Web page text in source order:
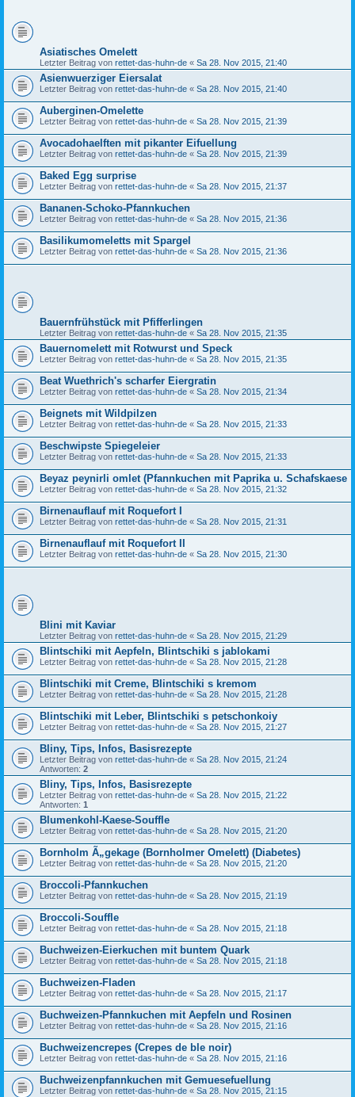
Asiatisches Omelett
Letzter Beitrag von rettet-das-huhn-de « Sa 28. Nov 2015, 21:40
Asienwuerziger Eiersalat
Letzter Beitrag von rettet-das-huhn-de « Sa 28. Nov 2015, 21:40
Auberginen-Omelette
Letzter Beitrag von rettet-das-huhn-de « Sa 28. Nov 2015, 21:39
Avocadohaelften mit pikanter Eifuellung
Letzter Beitrag von rettet-das-huhn-de « Sa 28. Nov 2015, 21:39
Baked Egg surprise
Letzter Beitrag von rettet-das-huhn-de « Sa 28. Nov 2015, 21:37
Bananen-Schoko-Pfannkuchen
Letzter Beitrag von rettet-das-huhn-de « Sa 28. Nov 2015, 21:36
Basilikumomeletts mit Spargel
Letzter Beitrag von rettet-das-huhn-de « Sa 28. Nov 2015, 21:36
Bauernfrühstück mit Pfifferlingen
Letzter Beitrag von rettet-das-huhn-de « Sa 28. Nov 2015, 21:35
Bauernomelett mit Rotwurst und Speck
Letzter Beitrag von rettet-das-huhn-de « Sa 28. Nov 2015, 21:35
Beat Wuethrich's scharfer Eiergratin
Letzter Beitrag von rettet-das-huhn-de « Sa 28. Nov 2015, 21:34
Beignets mit Wildpilzen
Letzter Beitrag von rettet-das-huhn-de « Sa 28. Nov 2015, 21:33
Beschwipste Spiegeleier
Letzter Beitrag von rettet-das-huhn-de « Sa 28. Nov 2015, 21:33
Beyaz peynirli omlet (Pfannkuchen mit Paprika u. Schafskaese
Letzter Beitrag von rettet-das-huhn-de « Sa 28. Nov 2015, 21:32
Birnenauflauf mit Roquefort I
Letzter Beitrag von rettet-das-huhn-de « Sa 28. Nov 2015, 21:31
Birnenauflauf mit Roquefort II
Letzter Beitrag von rettet-das-huhn-de « Sa 28. Nov 2015, 21:30
Blini mit Kaviar
Letzter Beitrag von rettet-das-huhn-de « Sa 28. Nov 2015, 21:29
Blintschiki mit Aepfeln, Blintschiki s jablokami
Letzter Beitrag von rettet-das-huhn-de « Sa 28. Nov 2015, 21:28
Blintschiki mit Creme, Blintschiki s kremom
Letzter Beitrag von rettet-das-huhn-de « Sa 28. Nov 2015, 21:28
Blintschiki mit Leber, Blintschiki s petschonkoiy
Letzter Beitrag von rettet-das-huhn-de « Sa 28. Nov 2015, 21:27
Bliny, Tips, Infos, Basisrezepte
Letzter Beitrag von rettet-das-huhn-de « Sa 28. Nov 2015, 21:24
Antworten: 2
Bliny, Tips, Infos, Basisrezepte
Letzter Beitrag von rettet-das-huhn-de « Sa 28. Nov 2015, 21:22
Antworten: 1
Blumenkohl-Kaese-Souffle
Letzter Beitrag von rettet-das-huhn-de « Sa 28. Nov 2015, 21:20
Bornholm Ã„gekage (Bornholmer Omelett) (Diabetes)
Letzter Beitrag von rettet-das-huhn-de « Sa 28. Nov 2015, 21:20
Broccoli-Pfannkuchen
Letzter Beitrag von rettet-das-huhn-de « Sa 28. Nov 2015, 21:19
Broccoli-Souffle
Letzter Beitrag von rettet-das-huhn-de « Sa 28. Nov 2015, 21:18
Buchweizen-Eierkuchen mit buntem Quark
Letzter Beitrag von rettet-das-huhn-de « Sa 28. Nov 2015, 21:18
Buchweizen-Fladen
Letzter Beitrag von rettet-das-huhn-de « Sa 28. Nov 2015, 21:17
Buchweizen-Pfannkuchen mit Aepfeln und Rosinen
Letzter Beitrag von rettet-das-huhn-de « Sa 28. Nov 2015, 21:16
Buchweizencrepes (Crepes de ble noir)
Letzter Beitrag von rettet-das-huhn-de « Sa 28. Nov 2015, 21:16
Buchweizenpfannkuchen mit Gemuesefuellung
Letzter Beitrag von rettet-das-huhn-de « Sa 28. Nov 2015, 21:15